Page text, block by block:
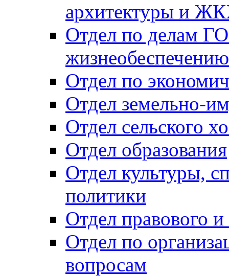
архитектуры и
Отдел по делам
Отдел по
Отдел земельно-
Отдел сельского
Отдел образования
Отдел культуры,
политики
Отдел правового
Отдел по
вопросам